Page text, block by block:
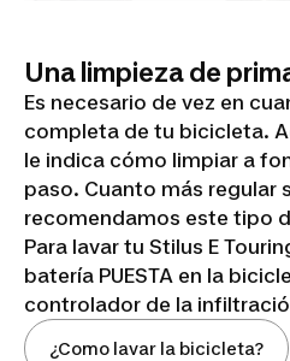
Una limpieza de
Es necesario de vez en
completa de tu bicicleta.
le indica cómo limpiar a
paso. Cuanto más regular
recomendamos este tipo
Para lavar tu Stilus E
batería PUESTA en la
controlador de la
¿Como lavar la bicicleta?